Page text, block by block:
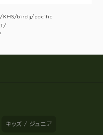
KHS/birdy/pacific
キッズ / ジュニア